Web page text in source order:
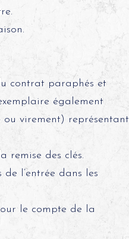
contrat paraphés et
également
ou virement) représentant
remise des clés.
l’entrée dans les
le compte de la